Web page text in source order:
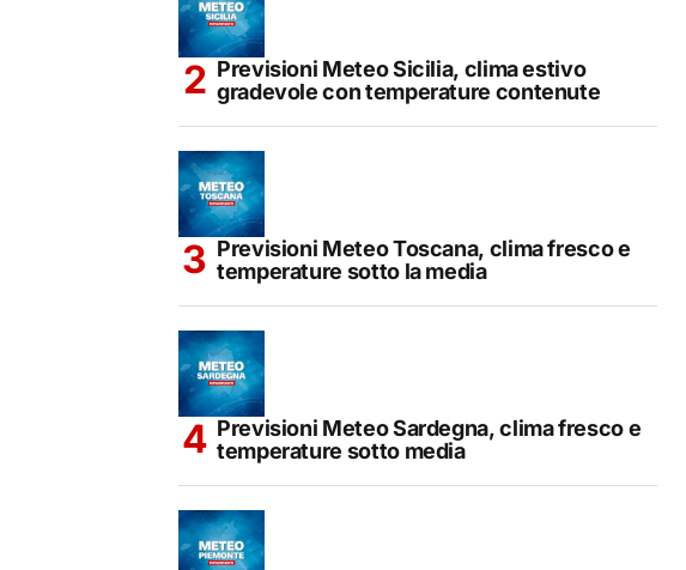
Previsioni Meteo Sicilia, clima estivo
gradevole con temperature contenute
Previsioni Meteo Toscana, clima fresco e
temperature sotto la media
Previsioni Meteo Sardegna, clima fresco e
temperature sotto media